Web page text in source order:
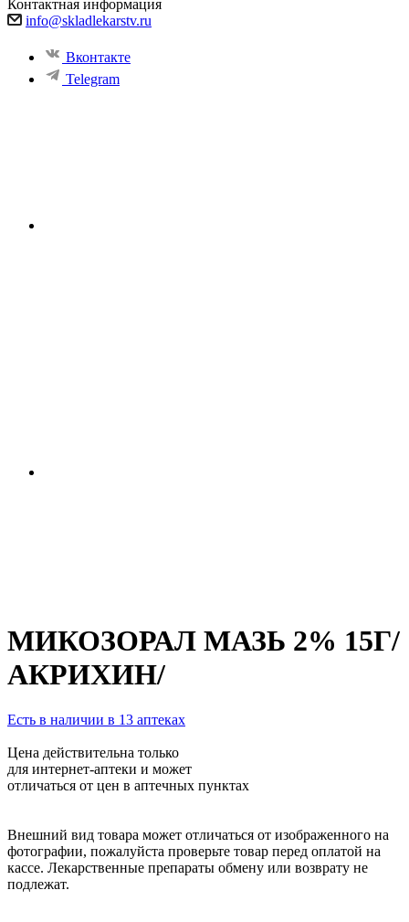
Контактная информация
info@skladlekarstv.ru
Вконтакте
Telegram
МИКОЗОРАЛ МАЗЬ 2% 15Г/
АКРИХИН/
Есть в наличии в 13 аптеках
Цена действительна только
для интернет-аптеки и может
отличаться от цен в аптечных пунктах
Внешний вид товара может отличаться от изображенного на
фотографии, пожалуйста проверьте товар перед оплатой на
кассе. Лекарственные препараты обмену или возврату не
подлежат.